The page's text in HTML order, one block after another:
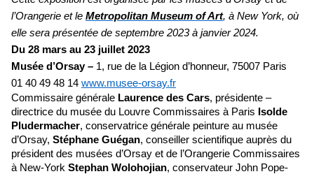
l’Orangerie et le Metropolitan Museum of Art, à New York, où
elle sera présentée de septembre 2023 à janvier 2024.
Du 28 mars au 23 juillet 2023
Musée d’Orsay – 1, rue de la Légion d’honneur, 75007 Paris
01 40 49 48 14 www.musee-orsay.fr
Commissaire générale Laurence des Cars, présidente –
directrice du musée du Louvre Commissaires à Paris Isolde
Pludermacher, conservatrice générale peinture au musée
d’Orsay, Stéphane Guégan, conseiller scientifique auprès du
président des musées d’Orsay et de l’Orangerie Commissaires
à New-York Stephan Wolohojian, conservateur John Pope-